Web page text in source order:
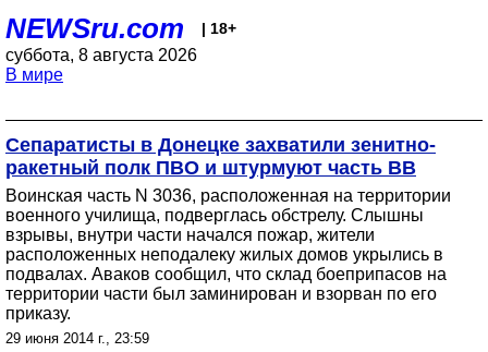
NEWSru.com | 18+
суббота, 8 августа 2026
В мире
Сепаратисты в Донецке захватили зенитно-
ракетный полк ПВО и штурмуют часть ВВ
Воинская часть N 3036, расположенная на территории
военного училища, подверглась обстрелу. Слышны
взрывы, внутри части начался пожар, жители
расположенных неподалеку жилых домов укрылись в
подвалах. Аваков сообщил, что склад боеприпасов на
территории части был заминирован и взорван по его
приказу.
29 июня 2014 г., 23:59